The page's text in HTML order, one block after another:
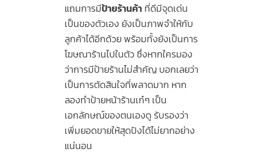
แถมการมีป้ายร้านค้า ที่ดีมีจุดเด่น
เป็นของตัวเอง ยังเป็นภาพจำให้กับ
ลูกค้าได้อีกด้วย พร้อมทั้งยังเป็นการ
โฆษณาร้านไปในตัว ซึ่งหากใครมอง
ว่าการมีป้ายร้านไม่สำคัญ บอกเลยว่า
เป็นการตัดสินใจที่พลาดมาก หาก
ลองทำป้ายหน้าร้านเก๋ๆ เป็น
เอกลักษณ์ของตนเองดู รับรองว่า
เพิ่มยอดขายให้สุดปังได้ไม่ยากอย่าง
แน่นอน